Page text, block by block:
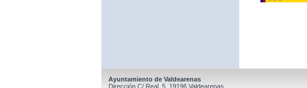
Ayuntamiento de Valdearenas
Dirección C/ Real, 5, 19196 Valdearenas